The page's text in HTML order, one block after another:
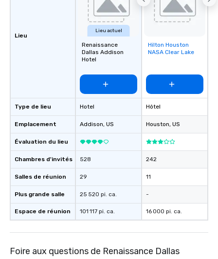
Lieu
Type de lieu
Emplacement
Évaluation du lieu
Chambres d'invités
Salles de réunion
Plus grande salle
Espace de réunion
Lieu actuel
Renaissance
Dallas Addison
Hotel
Hotel
Addison, US
528
29
25 520 pi. ca.
101 117 pi. ca.
Removed from
favorites
Hilton Houston
NASA Clear Lake
Hôtel
Houston, US
242
11
-
16 000 pi. ca.
Foire aux questions de Renaissance Dallas